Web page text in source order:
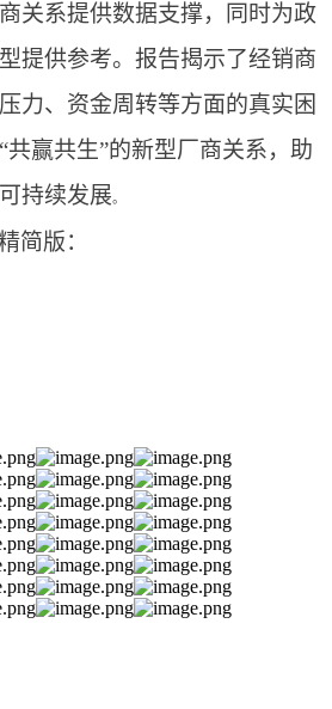
关系提供数据支撑，同时为政
提供参考。报告揭示了经销商
力、资金周转等方面的真实困
“共赢共生”的新型厂商关系，助
持续发展。
简版：